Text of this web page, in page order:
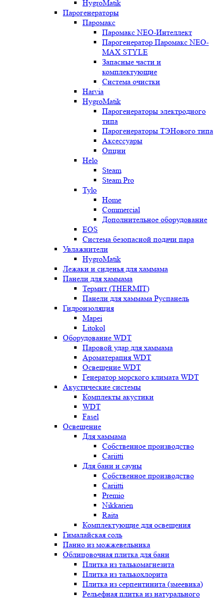
HygroMatik
Парогенераторы
Паромакс
Паромакс NEO-Интеллект
Парогенератор Паромакс NEO-
MAX STYLE
Запасные части и
комплектующие
Система очистки
Harvia
HygroMatik
Парогенераторы электродного
типа
Парогенераторы ТЭНового типа
Аксессуары
Опции
Helo
Steam
Steam Pro
Tylo
Home
Commercial
Дополнительное оборудование
EOS
Система безопасной подачи пара
Увлажнители
HygroMatik
Лежаки и сиденья для хаммама
Панели для хаммама
Термит (THERMIT)
Панели для хаммама Руспанель
Гидроизоляция
Mapei
Litokol
Оборудование WDT
Паровой удар для хаммама
Ароматерапия WDT
Освещение WDT
Генератор морского климата WDT
Акустические системы
Комплекты акустики
WDT
Fasel
Освещение
Для хаммама
Собственное производство
Cariitti
Для бани и сауны
Собственное производство
Cariitti
Premio
Nikkarien
Raita
Комплектующие для освещения
Гималайская соль
Панно из можжевельника
Облицовочная плитка для бани
Плитка из талькомагнезита
Плитка из талькохлорита
Плитка из серпентинита (змеевика)
Рельефная плитка из натурального